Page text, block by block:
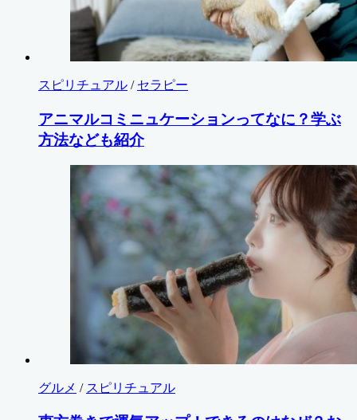
スピリチュアル / セラピー
アニマルコミニュケーションってなに？学ぶ
方法なども紹介
グルメ / スピリチュアル